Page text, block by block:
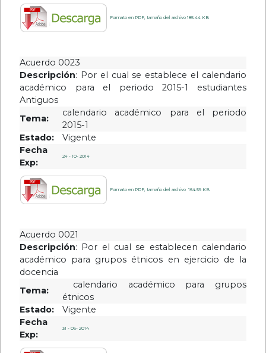
Resoluciones
2013
2012
Acuerdos
2011
Acuerdos
2006
2001
1997
Formato en PDF, tamaño del archivo 185.44 KB
Acuerdo 0023
Descripción: Por el cual se establece el calendario
académico para el periodo 2015-1 estudiantes
Antiguos
Tema:
calendario académico para el periodo
2015-1
Estado:
Vigente
Fecha
Exp:
24 - 10- 2014
Formato en PDF, tamaño del archivo 164.59 KB
Acuerdo 0021
Descripción: Por el cual se establecen calendario
académico para grupos étnicos en ejercicio de la
docencia
Tema:
calendario académico para grupos
étnicos
Estado:
Vigente
Fecha
Exp:
31 - 06- 2014